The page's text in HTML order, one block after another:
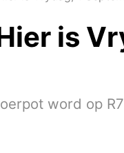
is
word op